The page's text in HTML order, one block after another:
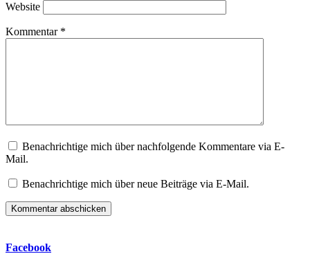
Website
Kommentar *
Benachrichtige mich über nachfolgende Kommentare via E-
Mail.
Benachrichtige mich über neue Beiträge via E-Mail.
Facebook